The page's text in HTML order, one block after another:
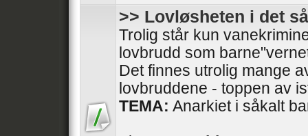
>> Lovløsheten i det
Trolig står kun
lovbrudd som
Det finnes utrolig mange
lovbruddene - toppen av
TEMA: Anarkiet i såkalt